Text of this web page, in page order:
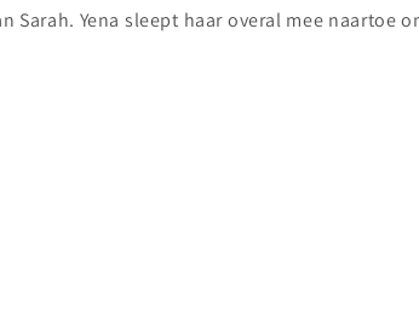
Yena sleept haar overal mee naartoe